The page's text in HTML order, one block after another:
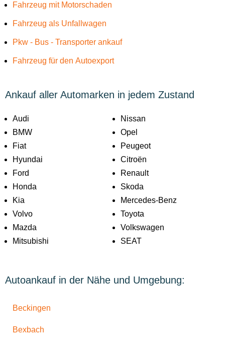
Fahrzeug mit Motorschaden
Fahrzeug als Unfallwagen
Pkw - Bus - Transporter ankauf
Fahrzeug für den Autoexport
Ankauf aller Automarken in jedem Zustand
Audi
BMW
Fiat
Hyundai
Ford
Honda
Kia
Volvo
Mazda
Mitsubishi
Nissan
Opel
Peugeot
Citroën
Renault
Skoda
Mercedes-Benz
Toyota
Volkswagen
SEAT
Autoankauf in der Nähe und Umgebung:
Beckingen
Bexbach